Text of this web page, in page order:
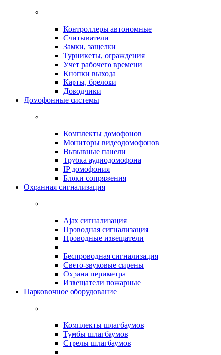
Контроллеры автономные
Считыватели
Замки, защелки
Турникеты, ограждения
Учет рабочего времени
Кнопки выхода
Карты, брелоки
Доводчики
Домофонные системы
Комплекты домофонов
Мониторы видеодомофонов
Вызывные панели
Трубка аудиодомофона
IP домофония
Блоки сопряжения
Охранная сигнализация
Ajax сигнализация
Проводная сигнализация
Проводные извещатели
Беспроводная сигнализация
Свето-звуковые сирены
Охрана периметра
Извещатели пожарные
Парковочное оборудование
Комплекты шлагбаумов
Тумбы шлагбаумов
Стрелы шлагбаумов